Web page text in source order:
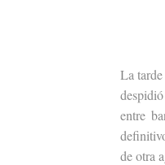
La
entre
de otra